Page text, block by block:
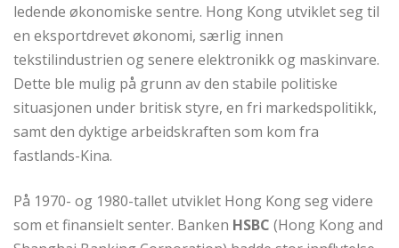
ledende økonomiske sentre. Hong Kong utviklet seg til
en eksportdrevet økonomi, særlig innen
tekstilindustrien og senere elektronikk og maskinvare.
Dette ble mulig på grunn av den stabile politiske
situasjonen under britisk styre, en fri markedspolitikk,
samt den dyktige arbeidskraften som kom fra
fastlands-Kina.
På 1970- og 1980-tallet utviklet Hong Kong seg videre
som et finansielt senter. Banken HSBC (Hong Kong and